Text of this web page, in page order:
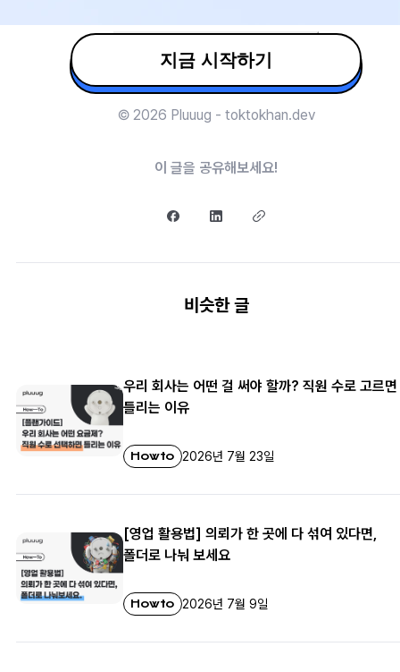
지금 시작하기
© 2026 Pluuug - toktokhan.dev
이 글을 공유해보세요!
비슷한 글
우리 회사는 어떤 걸 써야 할까? 직원 수로 고르면
틀리는 이유
Howto 2026년 7월 23일
[영업 활용법] 의뢰가 한 곳에 다 섞여 있다면,
폴더로 나눠 보세요
Howto 2026년 7월 9일